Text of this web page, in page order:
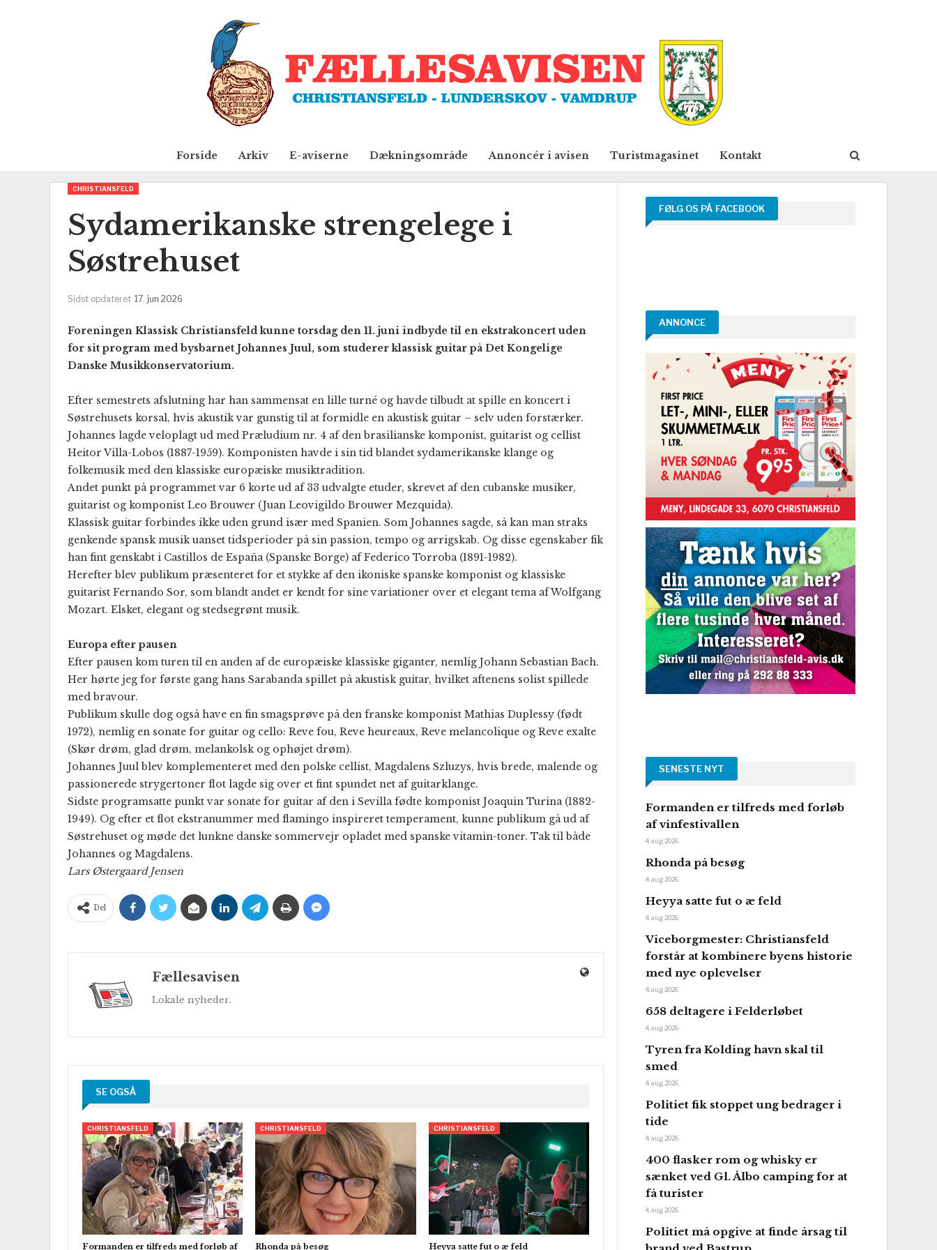
Forside Arkiv E-aviserne Dækningsområde Annoncér i avisen Turistmagasinet Kontakt
CHRISTIANSFELD
Sydamerikanske strengelege i
Søstrehuset
Sidst opdateret 17. jun 2026
Foreningen Klassisk Christiansfeld kunne torsdag den 11. juni indbyde til en ekstrakoncert uden
for sit program med bysbarnet Johannes Juul, som studerer klassisk guitar på Det Kongelige
Danske Musikkonservatorium.
Efter semestrets afslutning har han sammensat en lille turné og havde tilbudt at spille en koncert i
Søstrehusets korsal, hvis akustik var gunstig til at formidle en akustisk guitar – selv uden forstærker.
Johannes lagde veloplagt ud med Præludium nr. 4 af den brasilianske komponist, guitarist og cellist
Heitor Villa-Lobos (1887-1959). Komponisten havde i sin tid blandet sydamerikanske klange og
folkemusik med den klassiske europæiske musiktradition.
Andet punkt på programmet var 6 korte ud af 33 udvalgte etuder, skrevet af den cubanske musiker,
guitarist og komponist Leo Brouwer (Juan Leovigildo Brouwer Mezquida).
Klassisk guitar forbindes ikke uden grund især med Spanien. Som Johannes sagde, så kan man straks
genkende spansk musik uanset tidsperioder på sin passion, tempo og arrigskab. Og disse egenskaber fik
han fint genskabt i Castillos de España (Spanske Borge) af Federico Torroba (1891-1982).
Herefter blev publikum præsenteret for et stykke af den ikoniske spanske komponist og klassiske
guitarist Fernando Sor, som blandt andet er kendt for sine variationer over et elegant tema af Wolfgang
Mozart. Elsket, elegant og stedsegrønt musik.
Europa efter pausen
Efter pausen kom turen til en anden af de europæiske klassiske giganter, nemlig Johann Sebastian Bach.
Her hørte jeg for første gang hans Sarabanda spillet på akustisk guitar, hvilket aftenens solist spillede
med bravour.
Publikum skulle dog også have en fin smagsprøve på den franske komponist Mathias Duplessy (født
1972), nemlig en sonate for guitar og cello: Reve fou, Reve heureaux, Reve melancolique og Reve exalte
(Skør drøm, glad drøm, melankolsk og ophøjet drøm).
Johannes Juul blev komplementeret med den polske cellist, Magdalens Szluzys, hvis brede, malende og
passionerede strygertoner flot lagde sig over et fint spundet net af guitarklange.
Sidste programsatte punkt var sonate for guitar af den i Sevilla fødte komponist Joaquin Turina (1882-
1949). Og efter et flot ekstranummer med flamingo inspireret temperament, kunne publikum gå ud af
Søstrehuset og møde det lunkne danske sommervejr opladet med spanske vitamin-toner. Tak til både
Johannes og Magdalens.
Lars Østergaard Jensen
Del
Fællesavisen
Lokale nyheder.
SE OGSÅ
CHRISTIANSFELD
Formanden er tilfreds med forløb af
CHRISTIANSFELD
Rhonda på besøg
CHRISTIANSFELD
Heyya satte fut o æ feld
FØLG OS PÅ FACEBOOK
ANNONCE
SENESTE NYT
Formanden er tilfreds med forløb
af vinfestivallen
4. aug 2026
Rhonda på besøg
4. aug 2026
Heyya satte fut o æ feld
4. aug 2026
Viceborgmester: Christiansfeld
forstår at kombinere byens historie
med nye oplevelser
4. aug 2026
658 deltagere i Felderløbet
4. aug 2026
Tyren fra Kolding havn skal til
smed
4. aug 2026
Politiet fik stoppet ung bedrager i
tide
4. aug 2026
400 flasker rom og whisky er
sænket ved Gl. Ålbo camping for at
få turister
4. aug 2026
Politiet må opgive at finde årsag til